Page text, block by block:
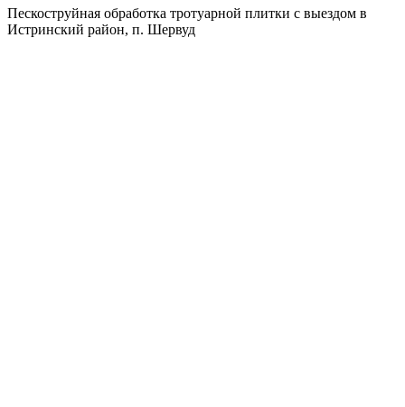
Пескоструйная обработка тротуарной плитки с выездом в
Истринский район, п. Шервуд